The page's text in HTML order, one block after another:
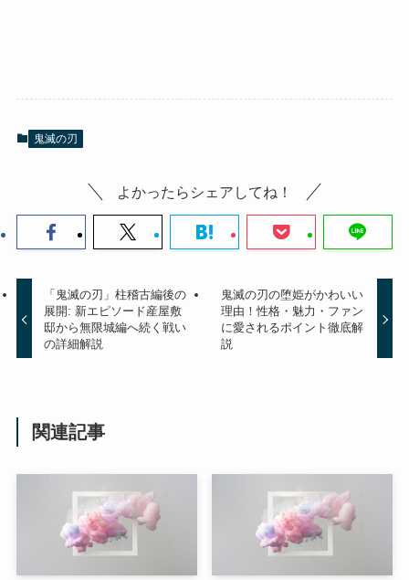
鬼滅の刃
よかったらシェアしてね！
「鬼滅の刃」柱稽古編後の
展開: 新エピソード産屋敷
邸から無限城編へ続く戦い
の詳細解説
鬼滅の刃の堕姫がかわいい
理由！性格・魅力・ファン
に愛されるポイント徹底解
説
関連記事